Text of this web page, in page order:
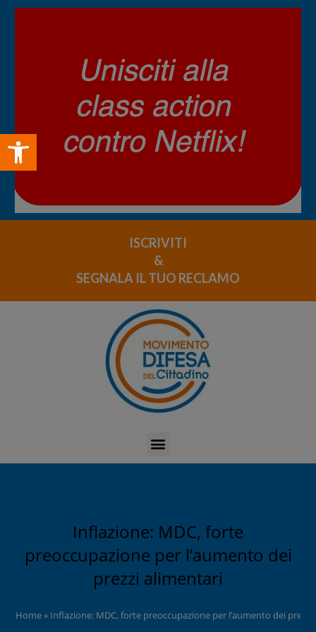
Open toolbar
ISCRIVITI
&
SEGNALA IL TUO RECLAMO
Inflazione: MDC, forte
preoccupazione per l’aumento dei
prezzi alimentari
Home» Inflazione: MDC, forte preoccupazione per l’aumento dei